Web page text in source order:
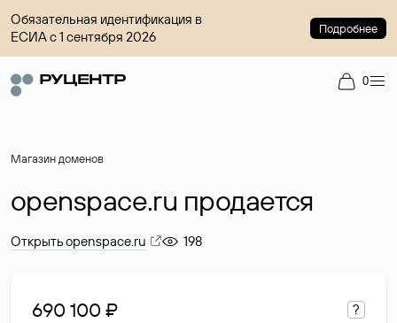
Обязательная идентификация в
ЕСИА с 1 сентября 2026
Подробнее
0
Магазин доменов
openspace.ru продается
Открыть openspace.ru 198
690 100 ₽ ?